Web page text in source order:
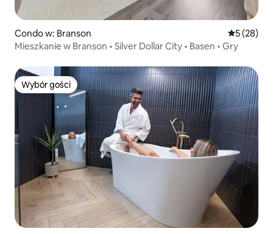
Condo w: Branson Średnia
5 (28)
Mieszkanie w Branson • Silver Dollar City • Basen • Gry
Wybór gości
Wybór gości